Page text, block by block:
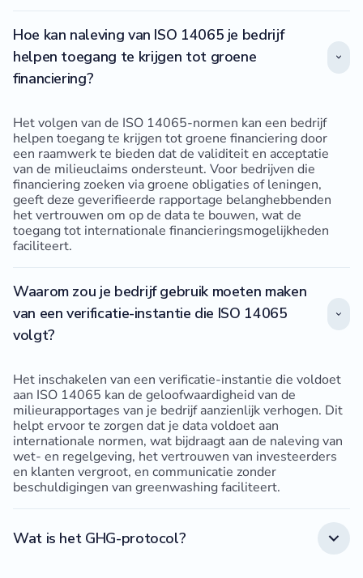
Hoe kan naleving van ISO 14065 je bedrijf
helpen toegang te krijgen tot groene
financiering?
Het volgen van de ISO 14065-normen kan een bedrijf
helpen toegang te krijgen tot groene financiering door
een raamwerk te bieden dat de validiteit en acceptatie
van de milieuclaims ondersteunt. Voor bedrijven die
financiering zoeken via groene obligaties of leningen,
geeft deze geverifieerde rapportage belanghebbenden
het vertrouwen om op de data te bouwen, wat de
toegang tot internationale financieringsmogelijkheden
faciliteert.
Waarom zou je bedrijf gebruik moeten maken
van een verificatie-instantie die ISO 14065
volgt?
Het inschakelen van een verificatie-instantie die voldoet
aan ISO 14065 kan de geloofwaardigheid van de
milieurapportages van je bedrijf aanzienlijk verhogen. Dit
helpt ervoor te zorgen dat je data voldoet aan
internationale normen, wat bijdraagt aan de naleving van
wet- en regelgeving, het vertrouwen van investeerders
en klanten vergroot, en communicatie zonder
beschuldigingen van greenwashing faciliteert.
Wat is het GHG-protocol?